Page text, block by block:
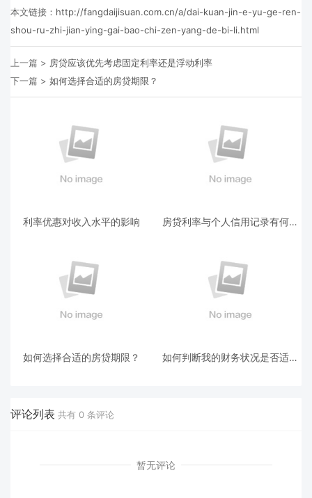
本文链接： http://fangdaijisuan.com.cn/a/dai-kuan-jin-e-yu-ge-ren-
shou-ru-zhi-jian-ying-gai-bao-chi-zen-yang-de-bi-li.html
上一篇 > 房贷应该优先考虑固定利率还是浮动利率
下一篇 > 如何选择合适的房贷期限？
利率优惠对收入水平的影响
房贷利率与个人信用记录有何关
如何选择合适的房贷期限？
如何判断我的财务状况是否适合
评论列表 共有 0 条评论
暂无评论